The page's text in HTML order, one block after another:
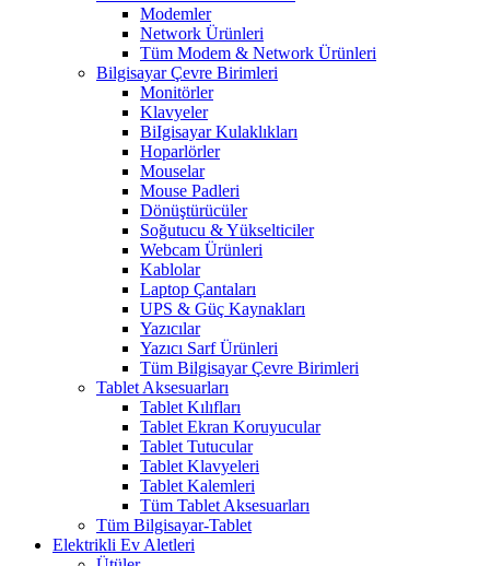
Modemler
Network Ürünleri
Tüm Modem & Network Ürünleri
Bilgisayar Çevre Birimleri
Monitörler
Klavyeler
BiIgisayar Kulaklıkları
Hoparlörler
Mouselar
Mouse Padleri
Dönüştürücüler
Soğutucu & Yükselticiler
Webcam Ürünleri
Kablolar
Laptop Çantaları
UPS & Güç Kaynakları
Yazıcılar
Yazıcı Sarf Ürünleri
Tüm Bilgisayar Çevre Birimleri
Tablet Aksesuarları
Tablet Kılıfları
Tablet Ekran Koruyucular
Tablet Tutucular
Tablet Klavyeleri
Tablet Kalemleri
Tüm Tablet Aksesuarları
Tüm Bilgisayar-Tablet
Elektrikli Ev Aletleri